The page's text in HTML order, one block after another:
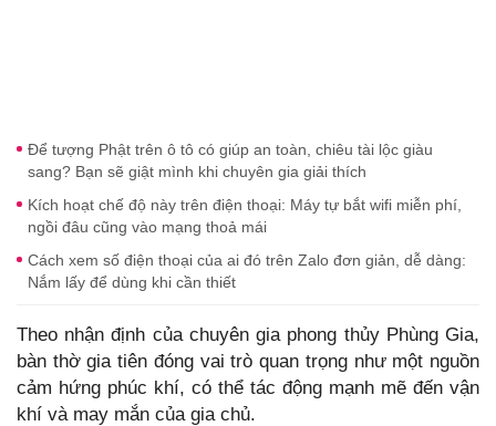
Để tượng Phật trên ô tô có giúp an toàn, chiêu tài lộc giàu
sang? Bạn sẽ giật mình khi chuyên gia giải thích
Kích hoạt chế độ này trên điện thoại: Máy tự bắt wifi miễn phí,
ngồi đâu cũng vào mạng thoả mái
Cách xem số điện thoại của ai đó trên Zalo đơn giản, dễ dàng:
Nắm lấy để dùng khi cần thiết
Theo nhận định của chuyên gia phong thủy Phùng Gia,
bàn thờ gia tiên đóng vai trò quan trọng như một nguồn
cảm hứng phúc khí, có thể tác động mạnh mẽ đến vận
khí và may mắn của gia chủ.